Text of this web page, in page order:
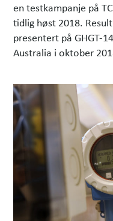
en testkampanje på
tidlig høst 2018.
presentert på GHGT-
Australia i oktober